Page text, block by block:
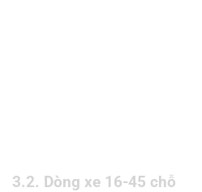
3.2. Dòng xe 16-45 chỗ